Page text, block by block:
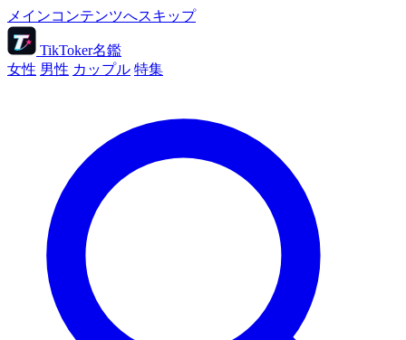
メインコンテンツへスキップ
TikToker名鑑
女性 男性 カップル 特集